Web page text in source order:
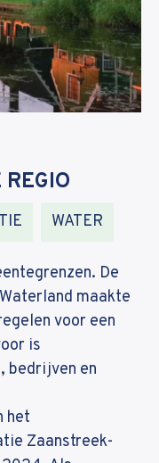
WATER
De
maakte
voor een
is
bedrijven en
het
Zaanstreek-